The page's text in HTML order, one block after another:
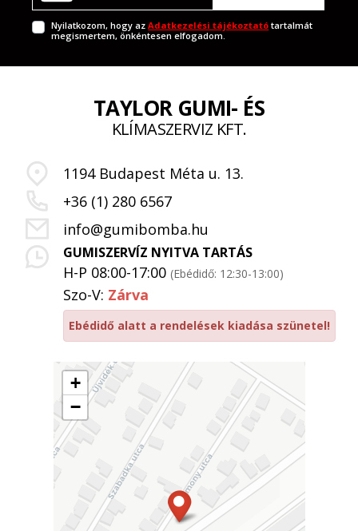
Nyilatkozom, hogy azAdatkezelési tájékoztató tartalmát
megismertem, önkéntesen elfogadom.
+
−
TAYLOR GUMI- ÉS
KLÍMASZERVIZ KFT.
1194 Budapest Méta u. 13.
+36 (1) 280 6567
info@gumibomba.hu
GUMISZERVÍZ NYITVA TARTÁS
H-P 08:00-17:00 (Ebédidő: 12:30-13:00)
Szo-V: Zárva
Ebédidő alatt a rendelések kiadása szünetel!